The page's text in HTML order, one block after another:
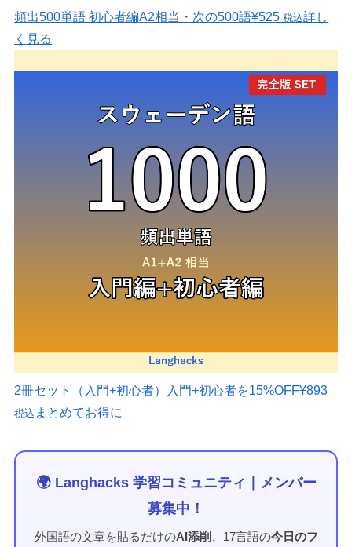
頻出500単語 初心者編A2相当・次の500語¥525 税込詳し
く見る
2冊セット（入門+初心者） 入門+初心者を15%OFF¥893
税込 まとめてお得に
🌍 Langhacks 学習コミュニティ｜メンバー
募集中！
外国語の文章を貼るだけのAI添削 、17言語の今日のフ